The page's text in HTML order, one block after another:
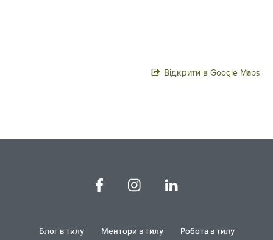
Відкрити в Google Maps
Блог в тилу Ментори в тилу Робота в тилу